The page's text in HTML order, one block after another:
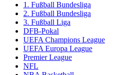
1. Fußball Bundesliga
2. Fußball Bundesliga
3. Fußball Liga
DFB-Pokal
UEFA Champions League
UEFA Europa League
Premier League
NFL